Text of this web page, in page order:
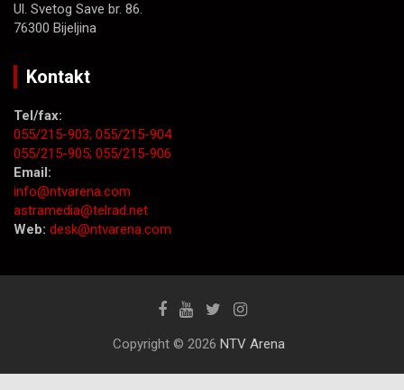
Ul. Svetog Save br. 86.
76300 Bijeljina
Kontakt
Tel/fax:
055/215-903; 055/215-904
055/215-905; 055/215-906
Email:
info@ntvarena.com
astramedia@telrad.net
Web: desk@ntvarena.com
Copyright © 2026 NTV Arena